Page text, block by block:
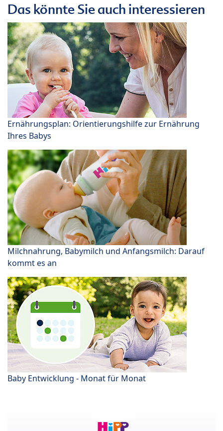
Das könnte Sie auch interessieren
Ernährungsplan: Orientierungshilfe zur Ernährung
Ihres Babys
Milchnahrung, Babymilch und Anfangsmilch: Darauf
kommt es an
Baby Entwicklung - Monat für Monat